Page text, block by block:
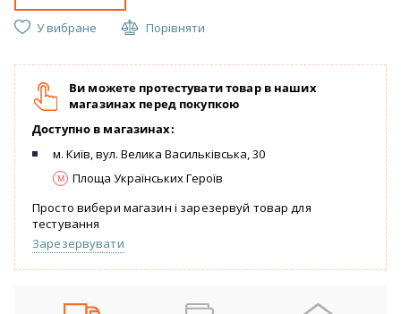
У вибране Порівняти
Ви можете протестувати товар в наших
магазинах перед покупкою
Доступно в магазинах:
м. Київ, вул. Велика Васильківська, 30
Площа Українських Героїв
Просто вибери магазин і зарезервуй товар для
тестування
Зарезервувати